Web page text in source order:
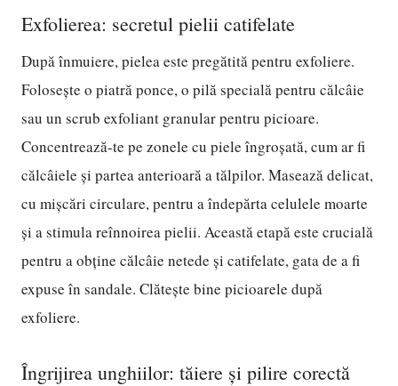
Exfolierea: secretul pielii catifelate
După înmuiere, pielea este pregătită pentru exfoliere.
Folosește o piatră ponce, o pilă specială pentru călcâie
sau un scrub exfoliant granular pentru picioare.
Concentrează-te pe zonele cu piele îngroșată, cum ar fi
călcâiele și partea anterioară a tălpilor. Masează delicat,
cu mișcări circulare, pentru a îndepărta celulele moarte
și a stimula reînnoirea pielii. Această etapă este crucială
pentru a obține călcâie netede și catifelate, gata de a fi
expuse în sandale. Clătește bine picioarele după
exfoliere.
Îngrijirea unghiilor: tăiere și pilire corectă